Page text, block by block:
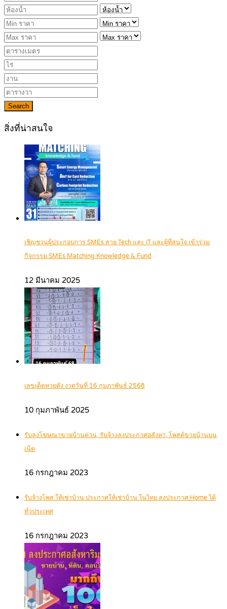
Search
สิ่งที่น่าสนใจ
เชิญชวนผู้ประกอบการ SMEs สาย Tech และ IT และผู้ที่สนใจ เข้าร่วม
กิจกรรม SMEs Matching Knowledge & Fund
12 มีนาคม 2025
เลขเด็ดหวยดัง งวดวันที่ 16 กุมภาพันธ์ 2568
10 กุมภาพันธ์ 2025
รับลงโฆษณาขายบ้านด่วน, รับจ้างลงประกาศอสังหา, โพสต์ขายบ้านบน
เน็ต
16 กรกฎาคม 2023
รับจ้างโพส ให้เช่าบ้าน ประกาศให้เช่าบ้าน ในไทย ลงประกาศ Home ได้
ทั่วประเทศ
16 กรกฎาคม 2023